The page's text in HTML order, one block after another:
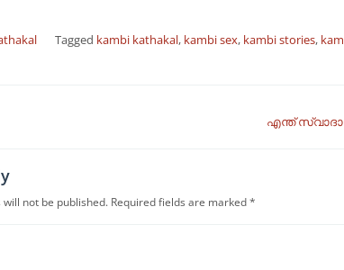
Tagged kambi kathakal, kambi sex, kambi stories,
എന്ത്
not be published. Required fields are marked*